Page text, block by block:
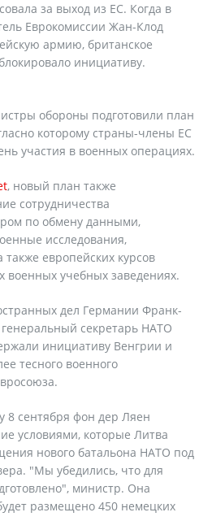
за выход из ЕС. Когда в
Еврокомиссии Жан-Клод
армию, британское
инициативу.
обороны подготовили план
которому страны-члены ЕС
участия в военных операциях.
, новый план также
сотрудничества
по обмену данными,
исследования,
европейских курсов
учебных заведениях.
дел Германии Франк-
секретарь НАТО
инициативу Венгрии и
тесного военного
8 сентября фон дер Ляен
условиями, которые Литва
нового батальона НАТО под
"Мы убедились, что для
министр. Она
размещено 450 немецких